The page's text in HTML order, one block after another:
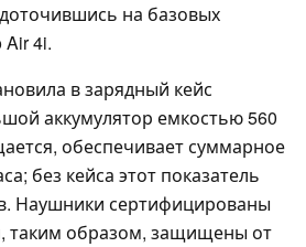
на базовых
4i.
в зарядный кейс
аккумулятор емкостью 560
обеспечивает суммарное
без кейса этот показатель
Наушники сертифицированы
таким образом, защищены от